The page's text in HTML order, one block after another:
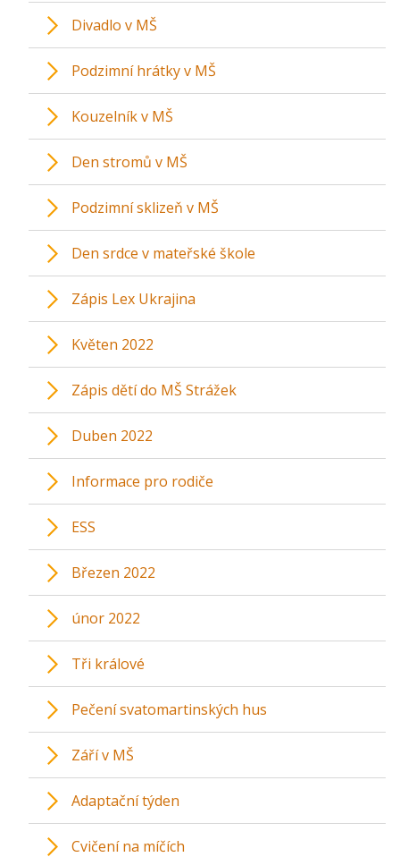
Divadlo v MŠ
Podzimní hrátky v MŠ
Kouzelník v MŠ
Den stromů v MŠ
Podzimní sklizeň v MŠ
Den srdce v mateřské škole
Zápis Lex Ukrajina
Květen 2022
Zápis dětí do MŠ Strážek
Duben 2022
Informace pro rodiče
ESS
Březen 2022
únor 2022
Tři králové
Pečení svatomartinských hus
Září v MŠ
Adaptační týden
Cvičení na míčích